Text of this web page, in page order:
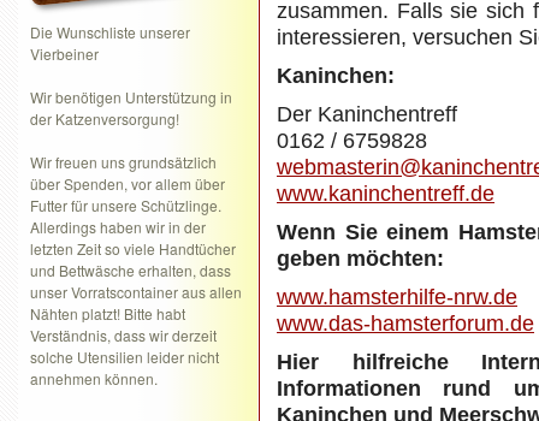
Die Wunschliste unserer
Vierbeiner
Wir benötigen Unterstützung in
der Katzenversorgung!
Wir freuen uns grundsätzlich
über Spenden, vor allem über
Futter für unsere Schützlinge.
Allerdings haben wir in der
letzten Zeit so viele Handtücher
und Bettwäsche erhalten, dass
unser Vorratscontainer aus allen
Nähten platzt! Bitte habt
Verständnis, dass wir derzeit
solche Utensilien leider nicht
annehmen können.
zusammen. Falls sie sich
interessieren, versuchen
Kaninchen:
Der Kaninchentreff
0162 / 6759828
www.kaninchentreff.de
Wenn Sie einem
geben möchten:
www.hamsterhilfe-nrw.de
www.das-hamsterforum.de
Hier hilfreiche
Informationen rund
Kaninchen und